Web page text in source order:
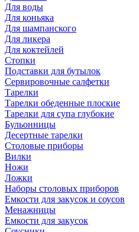
Для воды
Для коньяка
Для шампанского
Для ликера
Для коктейлей
Стопки
Подставки для бутылок
Сервировочные салфетки
Тарелки
Тарелки обеденные плоские
Тарелки для супа глубокие
Бульонницы
Десертные тарелки
Столовые приборы
Вилки
Ножи
Ложки
Наборы столовых приборов
Емкости для закусок и соусов
Менажницы
Емкости для закусок